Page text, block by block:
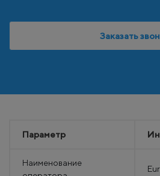
Заказать
Параметр
Наименование